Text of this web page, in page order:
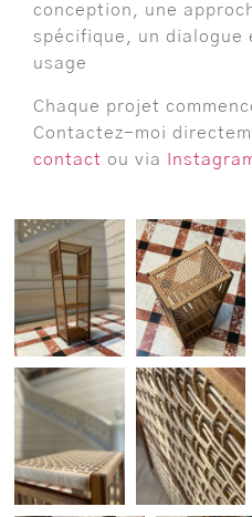
conception, une
spécifique, un
usage
Chaque projet
Contactez-moi
contact ou via